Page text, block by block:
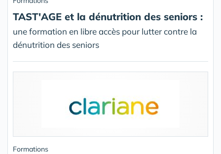
TAST'AGE et la dénutrition des seniors :
une formation en libre accès pour lutter contre la
dénutrition des seniors
Formations